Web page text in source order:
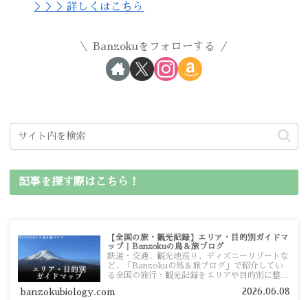
＞＞＞詳しくはこちら
Banzokuをフォローする
記事を探す際はこちら！
【全国の旅・観光記録】エリア・目的別ガイドマ
ップ｜Banzokuの鳥＆旅ブログ
鉄道・交通、観光地巡り、ディズニーリゾートな
ど、「Banzokuの鳥＆旅ブログ」で紹介してい
る全国の旅行・観光記録をエリアや目的別に整理
ガイドマップからスムーズに見つけていただけま
banzokubiology.com 2026.06.08